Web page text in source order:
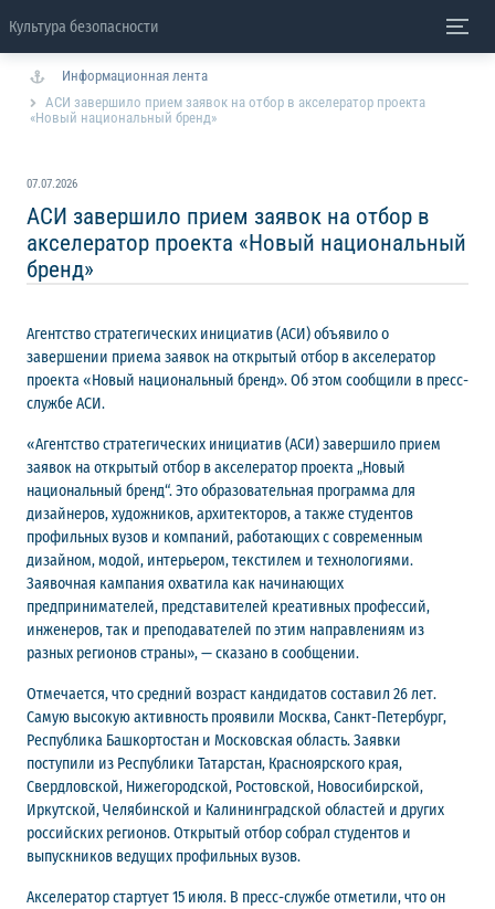
Культура безопасности
Информационная лента
АСИ завершило прием заявок на отбор в акселератор проекта
«Новый национальный бренд»
07.07.2026
АСИ завершило прием заявок на отбор в
акселератор проекта «Новый национальный
бренд»
Агентство стратегических инициатив (АСИ) объявило о
завершении приема заявок на открытый отбор в акселератор
проекта «Новый национальный бренд». Об этом сообщили в пресс-
службе АСИ.
«Агентство стратегических инициатив (АСИ) завершило прием
заявок на открытый отбор в акселератор проекта „Новый
национальный бренд“. Это образовательная программа для
дизайнеров, художников, архитекторов, а также студентов
профильных вузов и компаний, работающих с современным
дизайном, модой, интерьером, текстилем и технологиями.
Заявочная кампания охватила как начинающих
предпринимателей, представителей креативных профессий,
инженеров, так и преподавателей по этим направлениям из
разных регионов страны», — сказано в сообщении.
Отмечается, что средний возраст кандидатов составил 26 лет.
Самую высокую активность проявили Москва, Санкт-Петербург,
Республика Башкортостан и Московская область. Заявки
поступили из Республики Татарстан, Красноярского края,
Свердловской, Нижегородской, Ростовской, Новосибирской,
Иркутской, Челябинской и Калининградской областей и других
российских регионов. Открытый отбор собрал студентов и
выпускников ведущих профильных вузов.
Акселератор стартует 15 июля. В пресс-службе отметили, что он